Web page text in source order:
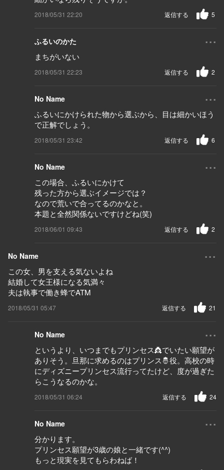
2018/05/31 22:20 5
返信する
ふるいのかた ...
まちがいない
2018/05/31 22:23 2
返信する
No Name ...
ふるいにかけられた物から選ぶから、目は細かいほう
で正解でしょう。
2018/05/31 23:42 6
返信する
No Name ...
この場合、ふるいにかけて
残った方から選ぶイメージでは？
なので荒いで合ってるのかなと。
本題と全然関係ないですけどね(笑)
2018/06/01 09:43 2
返信する
No Name ...
この女、男を支える気ないよね
結婚して女王様になる気満々
夫は執事で働き蜂でATM
2018/05/31 05:47 21
返信する
No Name ...
というより、いつまでもプリンセス👸でいたい願望が
ありそう。旦那に求めるのはプリンス🤴役。高校の時
にディズニープリンセス流行ってたけど、度が過ぎた
らこうなるのかな。
2018/05/31 06:24 24
返信する
No Name ...
分かります。
プリンセス願望が3歳の娘と一緒です(^^)
もっと現実を見てもらわねば！